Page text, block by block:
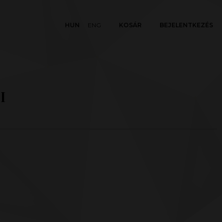
HUN ENG KOSÁR BEJELENTKEZÉS